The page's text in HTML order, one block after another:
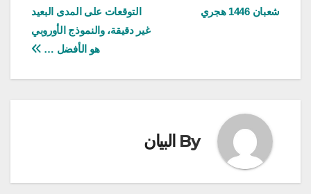
المقالات
التوقعات على المدى البعيد
غير دقيقة، والنموذج الأوروبي
هو الأفضل …
شعبان 1446 هجري
By البيان